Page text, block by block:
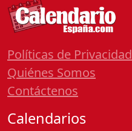
Políticas de Privacidad
Quiénes Somos
Contáctenos
Calendarios